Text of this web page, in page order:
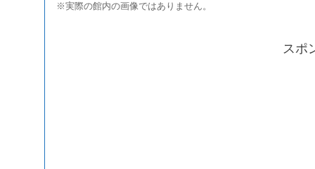
※実際の館内の画像ではありません。
スポ